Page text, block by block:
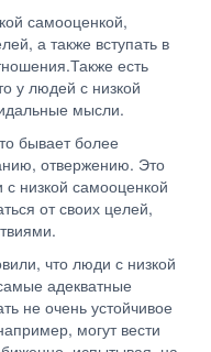
самооценкой,
а также вступать в
есть
у людей с низкой
мысли.
бывает более
отвержению. Это
низкой самооценкой
от своих целей,
что люди с низкой
адекватные
не очень устойчивое
могут вести